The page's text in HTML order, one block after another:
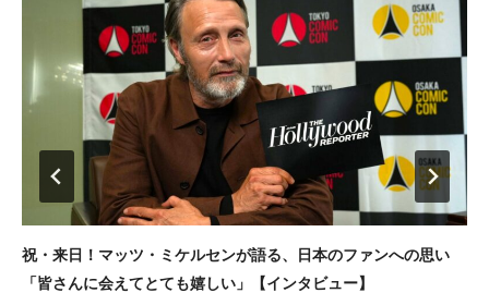
祝・来日！マッツ・ミケルセンが語る、日本のファンへの思い
「皆さんに会えてとても嬉しい」【インタビュー】